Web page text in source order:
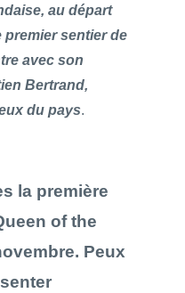
au départ
premier sentier de
avec son
Bertrand,
du pays.
la première
of the
Peux